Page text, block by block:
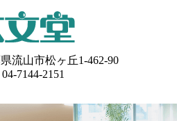
流山市松ヶ丘1-462-90
7144-2151